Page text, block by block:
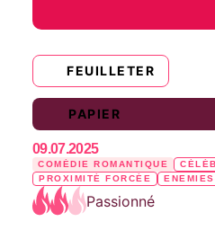
FEUILLETER
PAPIER
09.07.2025
COMÉDIE ROMANTIQUE
PROXIMITÉ FORCÉE
Passionné